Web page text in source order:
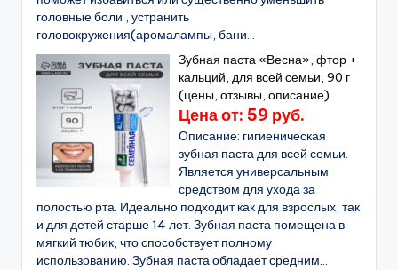
головные боли , устранить
головокружения(аромалампы, бани...
Зубная паста «Весна», фтор +
кальций, для всей семьи, 90 г
(цены, отзывы, описание)
Цена от: 59 руб.
Описание: гигиеническая
зубная паста для всей семьи.
Является универсальным
средством для ухода за
полостью рта. Идеально подходит как для взрослых, так
и для детей старше 14 лет. Зубная паста помещена в
мягкий тюбик, что способствует полному
использованию. Зубная паста обладает средним...